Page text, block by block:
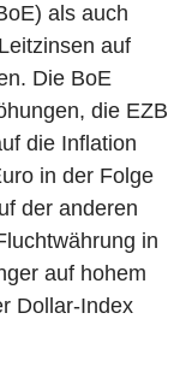
als auch
auf
Die BoE
die EZB
die Inflation
in der Folge
der anderen
in
auf hohem
Dollar-Index